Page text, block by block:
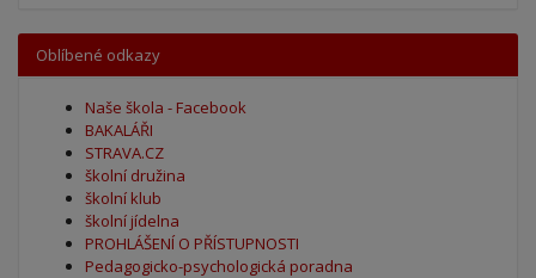
Oblíbené odkazy
Naše škola - Facebook
BAKALÁŘI
STRAVA.CZ
školní družina
školní klub
školní jídelna
PROHLÁŠENÍ O PŘÍSTUPNOSTI
Pedagogicko-psychologická poradna